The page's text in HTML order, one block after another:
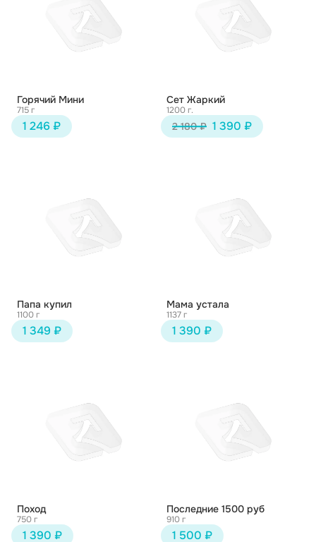
Горячий Мини
715 г
1 246 ₽
Сет Жаркий
1200 г.
2 180 ₽ 1 390 ₽
Папа купил
1100 г
1 349 ₽
Мама устала
1137 г
1 390 ₽
Поход
750 г
1 390 ₽
Последние 1500 руб
910 г
1 500 ₽